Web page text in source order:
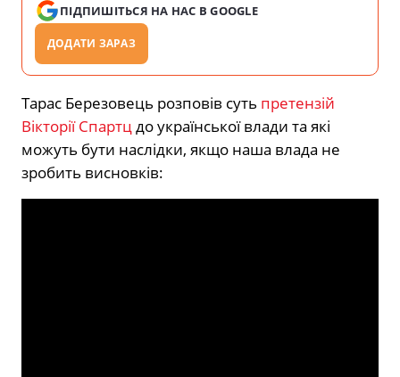
ПІДПИШІТЬСЯ НА НАС В GOOGLE
ДОДАТИ ЗАРАЗ
Тарас Березовець розповів суть претензій
Вікторії Спартцдо української влади та які
можуть бути наслідки, якщо наша влада не
зробить висновків: